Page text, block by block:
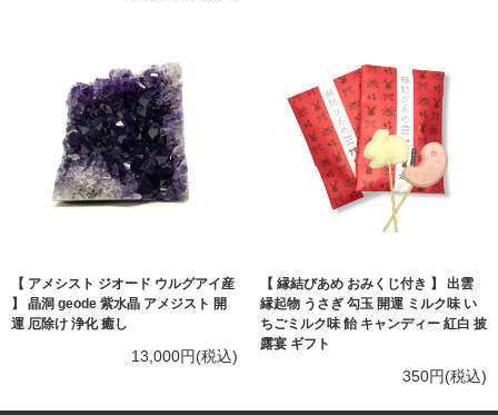
【 アメシスト ジオード ウルグアイ産
】 晶洞 geode 紫水晶 アメジスト 開
運 厄除け 浄化 癒し
13,000円(税込)
【 縁結びあめ おみくじ付き 】 出雲
縁起物 うさぎ 勾玉 開運 ミルク味 い
ちごミルク味 飴 キャンディー 紅白 披
露宴 ギフト
350円(税込)